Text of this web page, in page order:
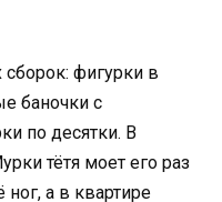
фигурки в
баночки с
по десятки. В
тётя моет его раз
а в квартире